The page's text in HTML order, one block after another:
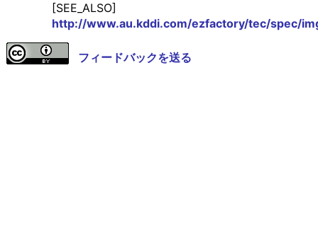
[SEE_ALSO]
http://www.au.kddi.com/ezfactory/tec/spec/
フィードバックを送る